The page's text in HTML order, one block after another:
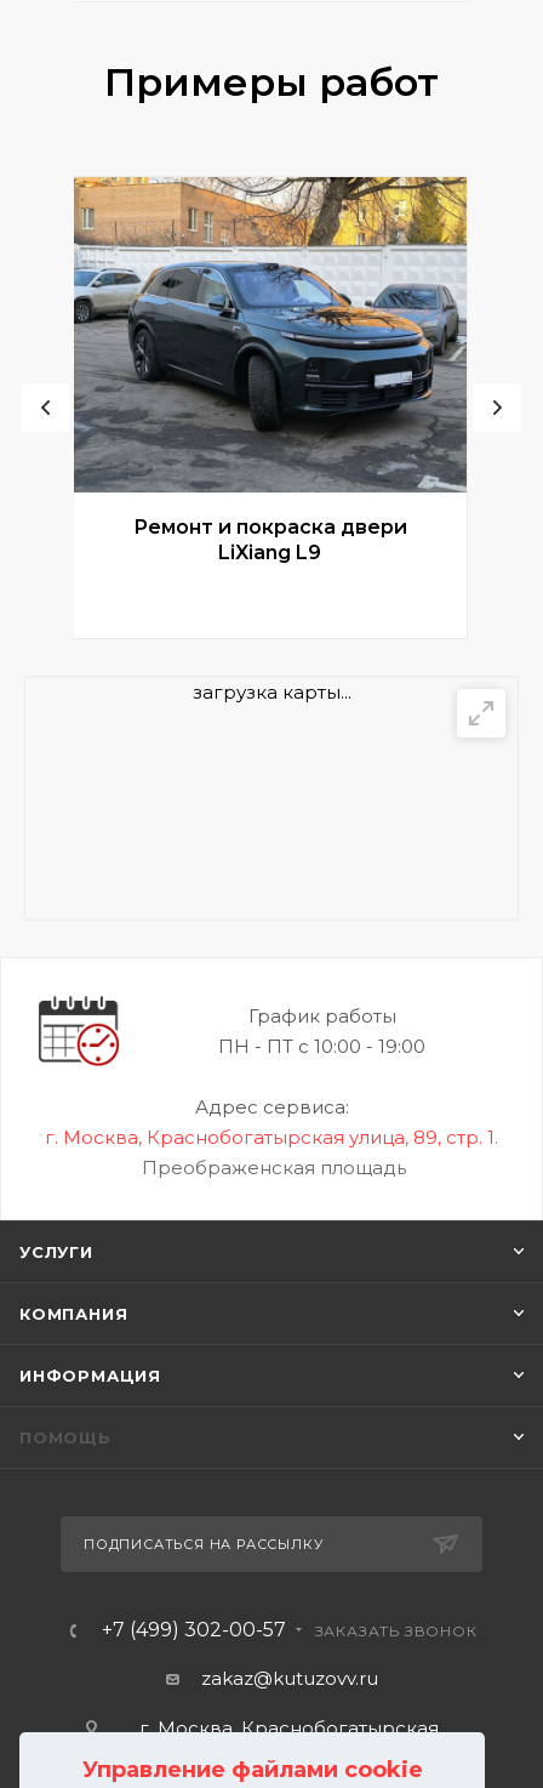
Управление файлами cookie
Примеры работ
Ремонт и покраска двери
LiXiang L9
загрузка карты...
График работы
ПН - ПТ с 10:00 - 19:00
Адрес сервиса:
г. Москва, Краснобогатырская улица, 89, стр. 1.
Преображенская площадь
УСЛУГИ
КОМПАНИЯ
ИНФОРМАЦИЯ
ПОМОЩЬ
ПОДПИСАТЬСЯ НА РАССЫЛКУ
+7 (499) 302-00-57 ЗАКАЗАТЬ ЗВОНОК
zakaz@kutuzovv.ru
г. Москва, Краснобогатырская